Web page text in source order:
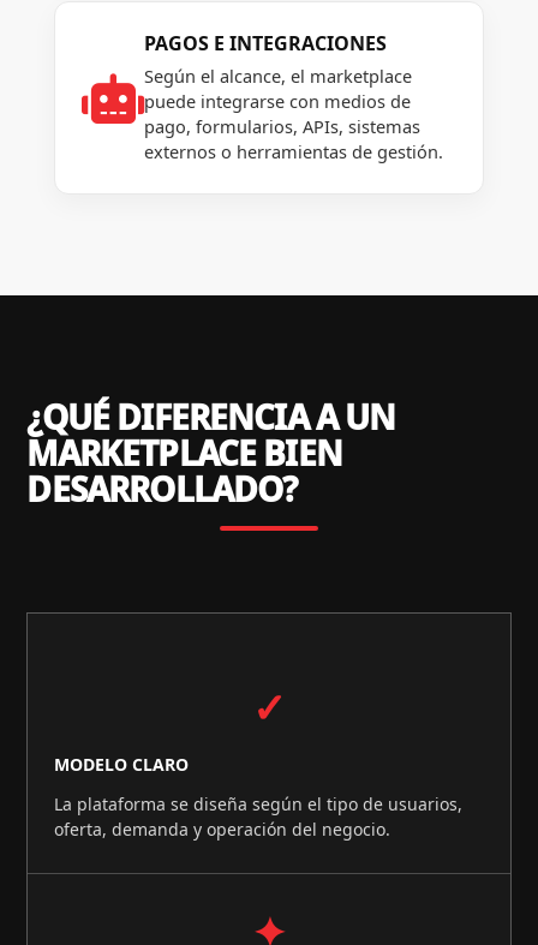

PAGOS E INTEGRACIONES
Según el alcance, el marketplace
puede integrarse con medios de
pago, formularios, APIs, sistemas
externos o herramientas de gestión.
¿QUÉ DIFERENCIA A UN
MARKETPLACE BIEN
DESARROLLADO?
✓
MODELO CLARO
La plataforma se diseña según el tipo de usuarios,
oferta, demanda y operación del negocio.
✦